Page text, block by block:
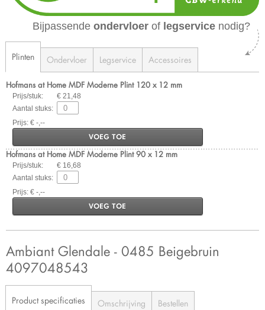
Bijpassende ondervloer of legservice nodig?
Plinten Ondervloer Legservice Accessoires
Hofmans at Home MDF Moderne Plint 120 x 12 mm
Prijs/stuk:
€ 21,48
Aantal stuks:
Prijs: € -,--
VOEG TOE
Hofmans at Home MDF Moderne Plint 90 x 12 mm
Prijs/stuk:
€ 16,68
Aantal stuks:
Prijs: € -,--
VOEG TOE
Ambiant Glendale - 0485 Beigebruin
4097048543
Product specificaties Omschrijving Bestellen